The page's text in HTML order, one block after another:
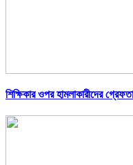
শিক্ষিকার ওপর হামলাকারীদের